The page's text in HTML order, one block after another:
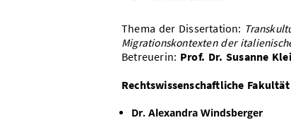
Thema der Dissertation:
Migrationskontexten der
Betreuerin: Prof. Dr. Susanne
Rechtswissenschaftliche Fakultät
Dr. Alexandra Windsberger